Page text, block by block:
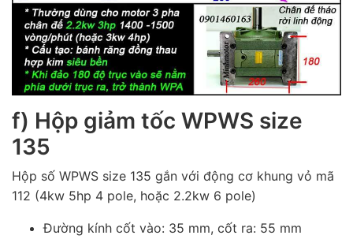
f) Hộp giảm tốc WPWS size
135
Hộp số WPWS size 135 gắn với động cơ khung vỏ mã
112 (4kw 5hp 4 pole, hoặc 2.2kw 6 pole)
Đường kính cốt vào: 35 mm, cốt ra: 55 mm